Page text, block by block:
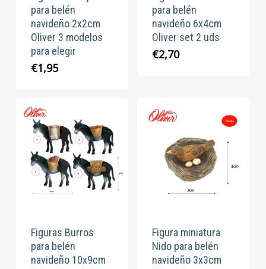
para belén
navideño 2x2cm
Oliver 3 modelos
para elegir
€1,95
para belén
navideño 6x4cm
Oliver set 2 uds
€2,70
Figuras Burros
para belén
navideño 10x9cm
Figura miniatura
Nido para belén
navideño 3x3cm